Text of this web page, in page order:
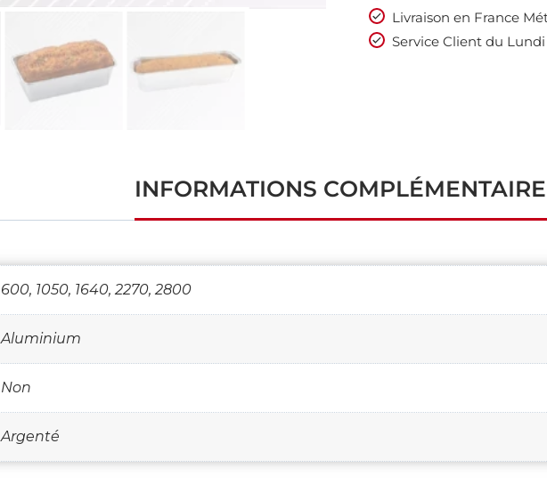
Livraison en France
Service Client du
INFORMATIONS
600, 1050, 1640, 2270, 2800
Aluminium
Non
Argenté